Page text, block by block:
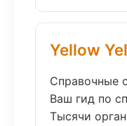
Yellow
Справочные
Ваш гид по
Тысячи